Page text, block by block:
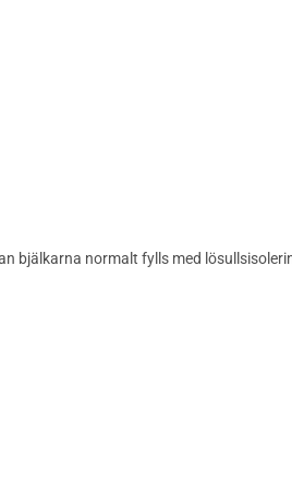
bjälkarna normalt fylls med